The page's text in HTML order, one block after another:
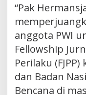
“Pak
anggota PWI
Fellowship
Perilaku
dan Badan
Bencana di